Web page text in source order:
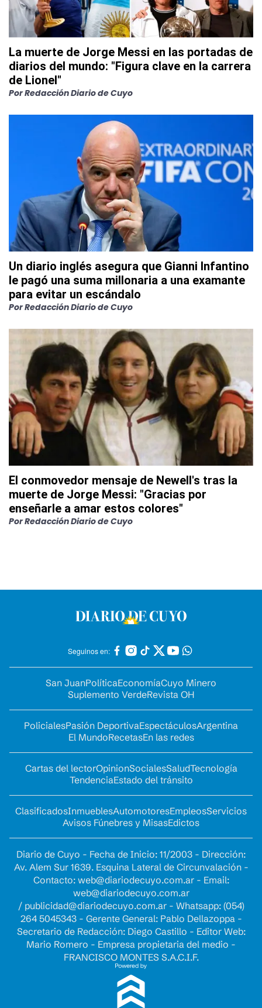
La muerte de Jorge Messi en las portadas de
diarios del mundo: "Figura clave en la carrera
de Lionel"
PorRedacción Diario de Cuyo
Un diario inglés asegura que Gianni Infantino
le pagó una suma millonaria a una examante
para evitar un escándalo
PorRedacción Diario de Cuyo
El conmovedor mensaje de Newell's tras la
muerte de Jorge Messi: "Gracias por
enseñarle a amar estos colores"
PorRedacción Diario de Cuyo
Seguinos en:
San JuanPolíticaEconomíaCuyo Minero
Suplemento VerdeRevista OH
PolicialesPasión DeportivaEspectáculosArgentina
El MundoRecetasEn las redes
Cartas del lectorOpinionSocialesSaludTecnología
TendenciaEstado del tránsito
ClasificadosInmueblesAutomotoresEmpleosServicios
Avisos Fúnebres y MisasEdictos
Diario de Cuyo - Fecha de Inicio: 11/2003 - Dirección:
Av. Alem Sur 1639. Esquina Lateral de Circunvalación -
Contacto: web@diariodecuyo.com.ar- Email:
web@diariodecuyo.com.ar
/ publicidad@diariodecuyo.com.ar- Whatsapp: (054)
264 5045343 - Gerente General: Pablo Dellazoppa -
Secretario de Redacción: Diego Castillo - Editor Web:
Mario Romero - Empresa propietaria del medio -
FRANCISCO MONTES S.A.C.I.F.